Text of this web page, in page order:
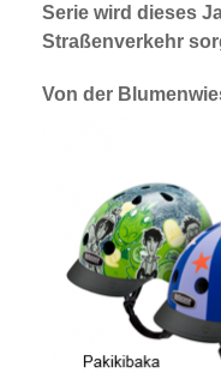
Serie wird dieses
Straßenverkehr
Von der